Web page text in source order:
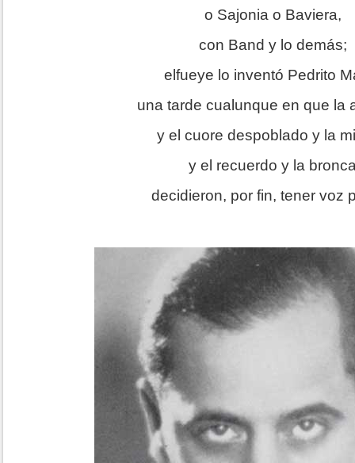
o Sajonia o Baviera,
con Band y lo demás;
elfueye lo inventó Pedrito
una tarde cualunque en que la
y el cuore despoblado y la
y el recuerdo y la
decidieron, por fin, tener voz